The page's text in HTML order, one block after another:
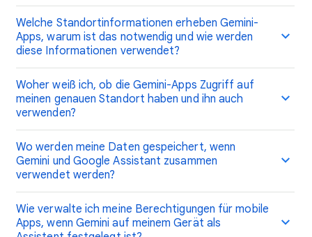
Welche Standortinformationen erheben Gemini-
Apps, warum ist das notwendig und wie werden
diese Informationen verwendet?
Woher weiß ich, ob die Gemini-Apps Zugriff auf
meinen genauen Standort haben und ihn auch
verwenden?
Wo werden meine Daten gespeichert, wenn
Gemini und Google Assistant zusammen
verwendet werden?
Wie verwalte ich meine Berechtigungen für mobile
Apps, wenn Gemini auf meinem Gerät als